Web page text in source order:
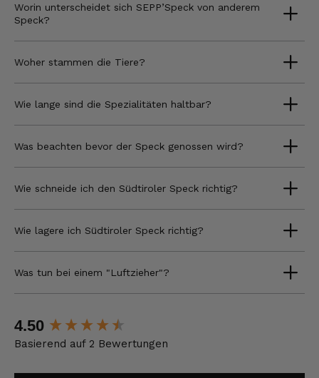
Worin unterscheidet sich SEPP’Speck von anderem
Speck?
Woher stammen die Tiere?
Wie lange sind die Spezialitäten haltbar?
Was beachten bevor der Speck genossen wird?
Wie schneide ich den Südtiroler Speck richtig?
Wie lagere ich Südtiroler Speck richtig?
Was tun bei einem "Luftzieher"?
4.50
Basierend auf 2 Bewertungen
New content loaded